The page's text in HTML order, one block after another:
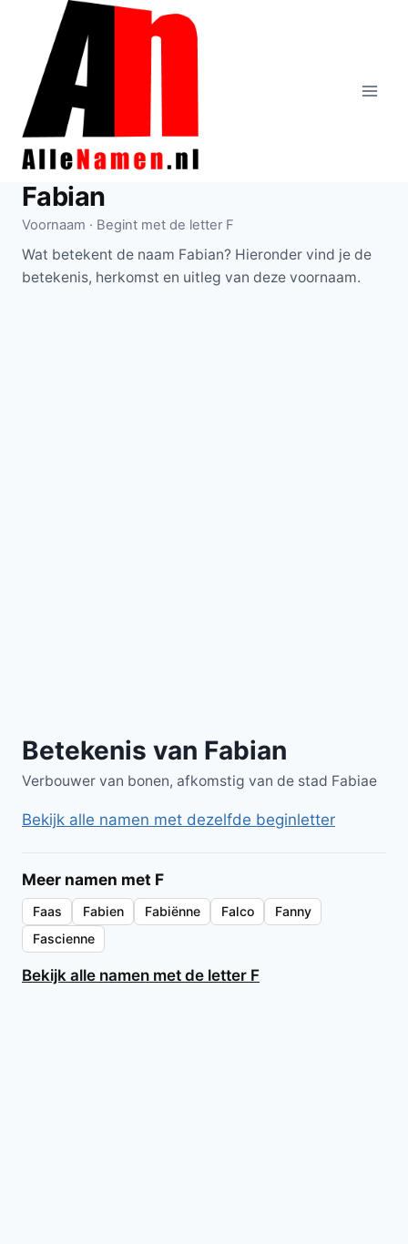
Doorgaan
inhoud
Fabian
Voornaam · Begint met de letter F
Wat betekent de naam Fabian? Hieronder vind je de
betekenis, herkomst en uitleg van deze voornaam.
Betekenis van Fabian
Verbouwer van bonen, afkomstig van de stad Fabiae
Bekijk alle namen met dezelfde beginletter
Meer namen met F
Faas Fabien Fabiënne Falco
Fanny
Fascienne
Bekijk alle namen met de letter F